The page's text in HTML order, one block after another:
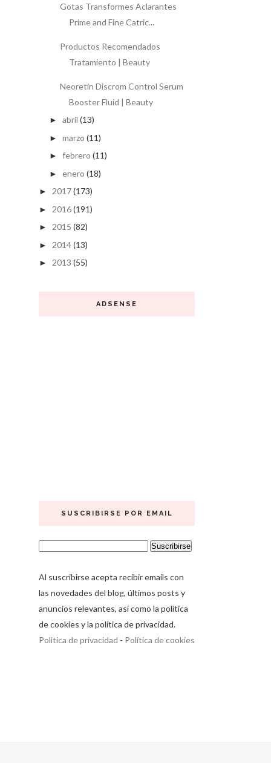
Gotas Transformes Aclarantes
Prime and Fine Catric...
Productos Recomendados
Tratamiento | Beauty
Neoretin Discrom Control Serum
Booster Fluid | Beauty
► abril (13)
► marzo (11)
► febrero (11)
► enero (18)
► 2017(173)
► 2016(191)
► 2015 (82)
► 2014(13)
► 2013 (55)
ADSENSE
SUSCRIBIRSE POR EMAIL
Al suscribirse acepta recibir emails con
las novedades del blog, últimos posts y
anuncios relevantes, así como la política
de cookies y la política de privacidad.
Política de privacidad - Política de cookies